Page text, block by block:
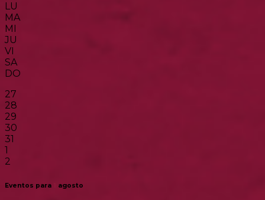
LU
MA
MI
JU
VI
SA
DO
27
28
29
30
31
1
2
Eventos para agosto